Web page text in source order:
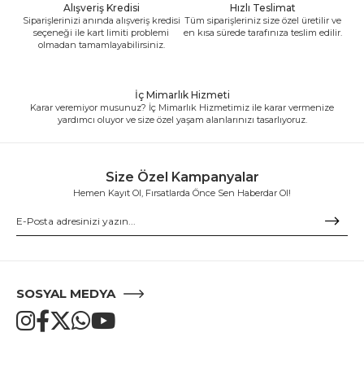
Alışveriş Kredisi
Siparişlerinizi anında alışveriş kredisi
seçeneği ile kart limiti problemi
olmadan tamamlayabilirsiniz.
Hızlı Teslimat
Tüm siparişleriniz size özel üretilir ve
en kısa sürede tarafınıza teslim edilir.
İç Mimarlık Hizmeti
Karar veremiyor musunuz? İç Mimarlık Hizmetimiz ile karar vermenize
yardımcı oluyor ve size özel yaşam alanlarınızı tasarlıyoruz.
Size Özel Kampanyalar
Hemen Kayıt Ol, Fırsatlarda Önce Sen Haberdar Ol!
SOSYAL MEDYA